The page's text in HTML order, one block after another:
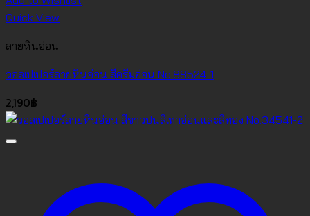
Quick View
ลายหินอ่อน
วอลเปเปอร์ลายหินอ่อน สีครีมอ่อน No.88524-1
2,190฿